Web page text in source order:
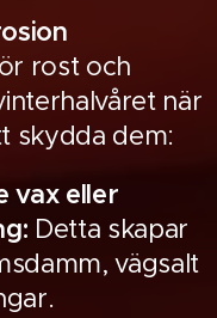
rost och
när
skydda dem:
vax eller
Detta skapar
vägsalt